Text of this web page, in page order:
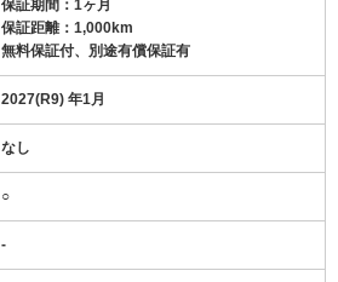
保証期間：1ヶ月
保証距離：1,000km
無料保証付、別途有償保証有
2027(R9) 年1月
なし
○
-